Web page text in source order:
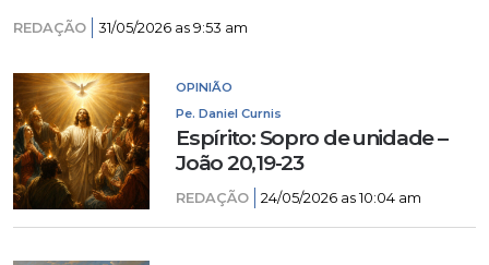
REDAÇÃO 31/05/2026 as 9:53 am
OPINIÃO
Pe. Daniel Curnis
Espírito: Sopro de unidade –
João 20,19-23
REDAÇÃO 24/05/2026 as 10:04 am